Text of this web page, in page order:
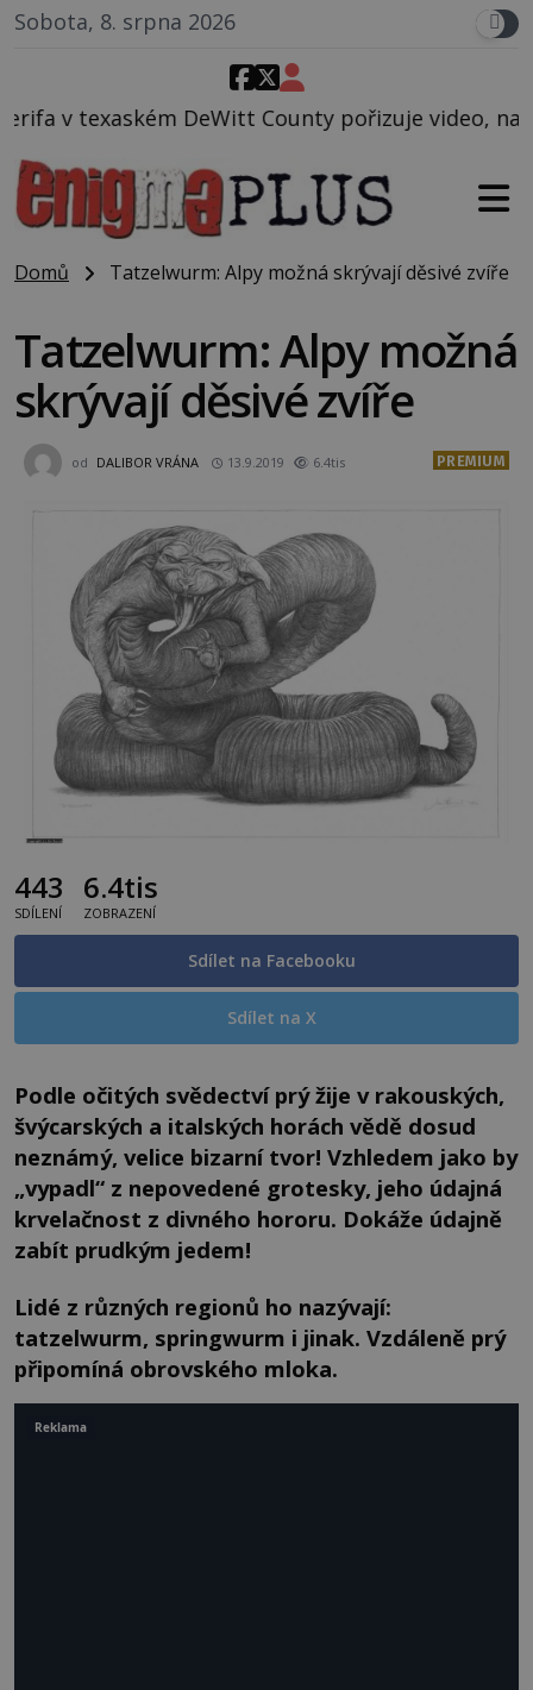
Sobota, 8. srpna 2026
County pořizuje video, na kterém před jeho
Domů Tatzelwurm: Alpy možná skrývají děsivé zvíře
Tatzelwurm: Alpy možná
skrývají děsivé zvíře
od DALIBOR VRÁNA 13.9.2019 6.4tis PREMIUM
443
SDÍLENÍ
6.4tis
ZOBRAZENÍ
Sdílet na Facebooku
Sdílet na X
Podle očitých svědectví prý žije v rakouských,
švýcarských a italských horách vědě dosud
neznámý, velice bizarní tvor! Vzhledem jako by
„vypadl“ z nepovedené grotesky, jeho údajná
krvelačnost z divného hororu. Dokáže údajně
zabít prudkým jedem!
Lidé z různých regionů ho nazývají:
tatzelwurm, springwurm i jinak. Vzdáleně prý
připomíná obrovského mloka.
Reklama